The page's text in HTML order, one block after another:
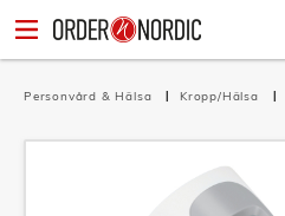
Personvård & Hälsa Kropp/Hälsa